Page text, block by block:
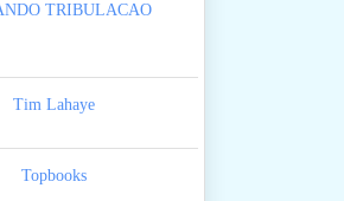
TRIBULACAO
Tim Lahaye
Topbooks